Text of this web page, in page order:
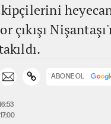
çıkışı
ABONE OL